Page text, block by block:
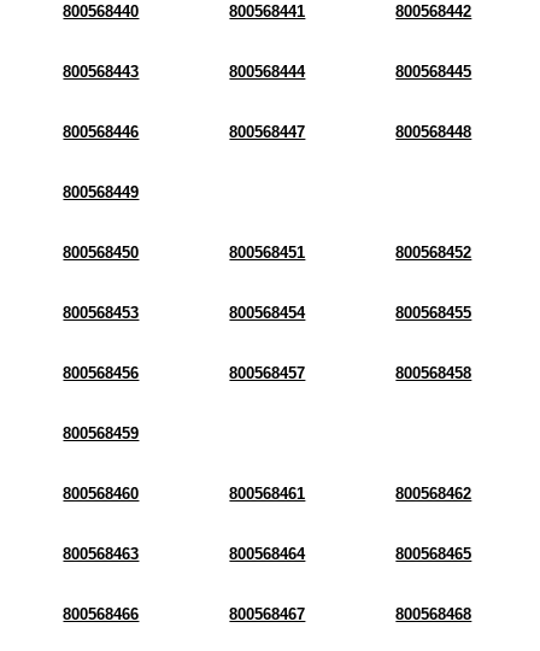
800568440 800568441 800568442
800568443 800568444 800568445
800568446 800568447 800568448
800568449
800568450 800568451 800568452
800568453 800568454 800568455
800568456 800568457 800568458
800568459
800568460 800568461 800568462
800568463 800568464 800568465
800568466 800568467 800568468